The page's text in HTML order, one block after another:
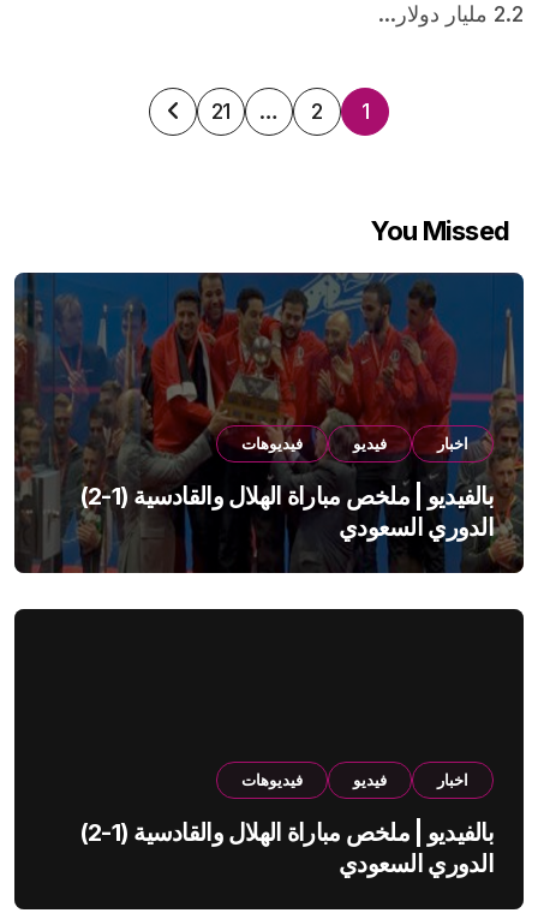
2.2 مليار دولار...
تعدد
المقالات
1
2
…
21
You Missed
اخبار فيديو فيديوهات
بالفيديو | ملخص مباراة الهلال والقادسية (1-2)
الدوري السعودي
اخبار فيديو فيديوهات
بالفيديو | ملخص مباراة الهلال والقادسية (1-2)
الدوري السعودي